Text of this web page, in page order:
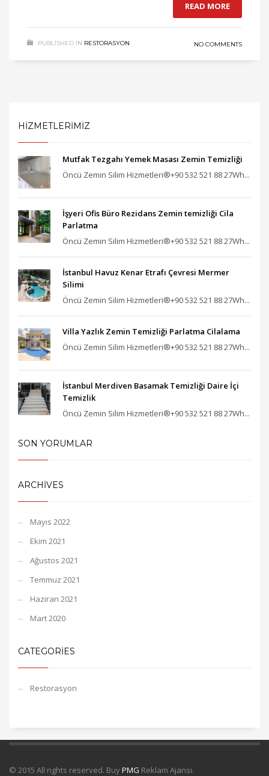
READ MORE
PUBLISHED IN RESTORASYON NO COMMENTS
HİZMETLERİMİZ
Mutfak Tezgahı Yemek Masası Zemin Temizliği
Öncü Zemin Silim Hizmetleri®+90 532 521 88 27Wh...
İşyeri Ofis Büro Rezidans Zemin temizliği Cila
Parlatma
Öncü Zemin Silim Hizmetleri®+90 532 521 88 27Wh...
İstanbul Havuz Kenar Etrafı Çevresi Mermer
Silimi
Öncü Zemin Silim Hizmetleri®+90 532 521 88 27Wh...
Villa Yazlık Zemin Temizliği Parlatma Cilalama
Öncü Zemin Silim Hizmetleri®+90 532 521 88 27Wh...
İstanbul Merdiven Basamak Temizliği Daire İçi
Temizlik
Öncü Zemin Silim Hizmetleri®+90 532 521 88 27Wh...
SON YORUMLAR
ARCHIVES
Mayıs 2022
Ekim 2021
Ağustos 2021
Temmuz 2021
Haziran 2021
Mart 2020
CATEGORIES
Restorasyon
© 2015 All rights reserved. BuyPMG Reklam Ajansı.